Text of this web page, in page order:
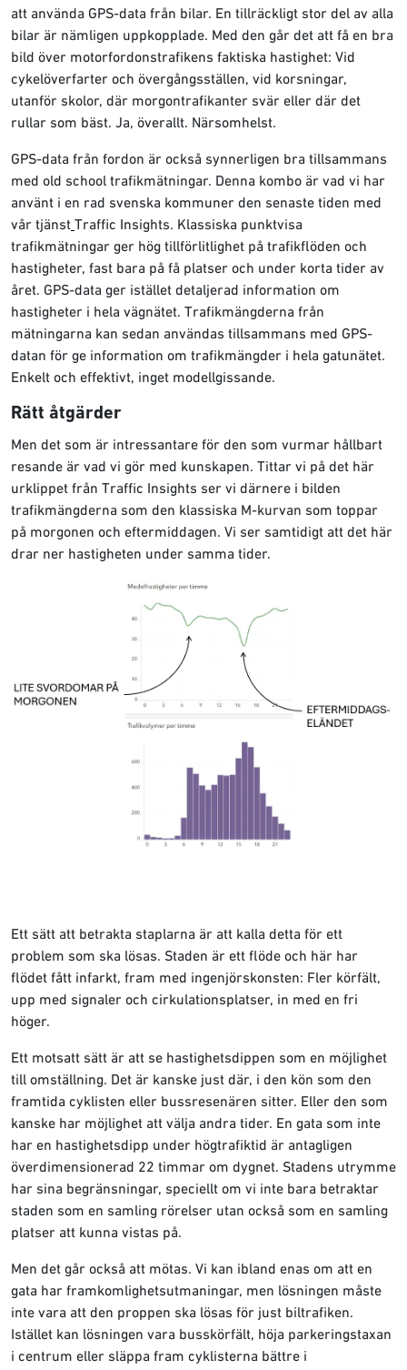
att använda GPS-data från bilar. En tillräckligt stor del av alla
bilar är nämligen uppkopplade. Med den går det att få en bra
bild över motorfordonstrafikens faktiska hastighet: Vid
cykelöverfarter och övergångsställen, vid korsningar,
utanför skolor, där morgontrafikanter svär eller där det
rullar som bäst. Ja, överallt. Närsomhelst.
GPS-data från fordon är också synnerligen bra tillsammans
med old school trafikmätningar. Denna kombo är vad vi har
använt i en rad svenska kommuner den senaste tiden med
vår tjänst Traffic Insights. Klassiska punktvisa
trafikmätningar ger hög tillförlitlighet på trafikflöden och
hastigheter, fast bara på få platser och under korta tider av
året. GPS-data ger istället detaljerad information om
hastigheter i hela vägnätet. Trafikmängderna från
mätningarna kan sedan användas tillsammans med GPS-
datan för ge information om trafikmängder i hela gatunätet.
Enkelt och effektivt, inget modellgissande.
Rätt åtgärder
Men det som är intressantare för den som vurmar hållbart
resande är vad vi gör med kunskapen. Tittar vi på det här
urklippet från Traffic Insights ser vi därnere i bilden
trafikmängderna som den klassiska M-kurvan som toppar
på morgonen och eftermiddagen. Vi ser samtidigt att det här
drar ner hastigheten under samma tider.
Ett sätt att betrakta staplarna är att kalla detta för ett
problem som ska lösas. Staden är ett flöde och här har
flödet fått infarkt, fram med ingenjörskonsten: Fler körfält,
upp med signaler och cirkulationsplatser, in med en fri
höger.
Ett motsatt sätt är att se hastighetsdippen som en möjlighet
till omställning. Det är kanske just där, i den kön som den
framtida cyklisten eller bussresenären sitter. Eller den som
kanske har möjlighet att välja andra tider. En gata som inte
har en hastighetsdipp under högtrafiktid är antagligen
överdimensionerad 22 timmar om dygnet. Stadens utrymme
har sina begränsningar, speciellt om vi inte bara betraktar
staden som en samling rörelser utan också som en samling
platser att kunna vistas på.
Men det går också att mötas. Vi kan ibland enas om att en
gata har framkomlighetsutmaningar, men lösningen måste
inte vara att den proppen ska lösas för just biltrafiken.
Istället kan lösningen vara busskörfält, höja parkeringstaxan
i centrum eller släppa fram cyklisterna bättre i